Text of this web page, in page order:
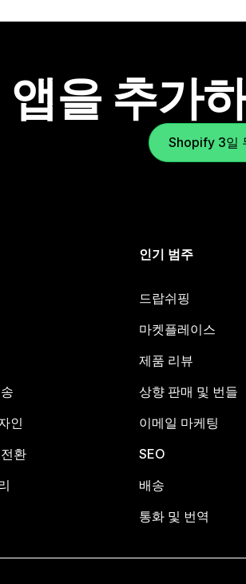
앱을 추가
Shopify 3일
인
환
인기 범주
드랍쉬핑
마켓플레이스
제품 리뷰
상향 판매 및 번들
이메일 마케팅
SEO
배송
통화 및 번역